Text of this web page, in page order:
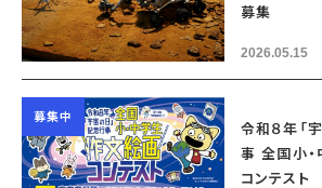
募集
2026.05.15
募集中
令和８年「
事 全国小
コンテスト